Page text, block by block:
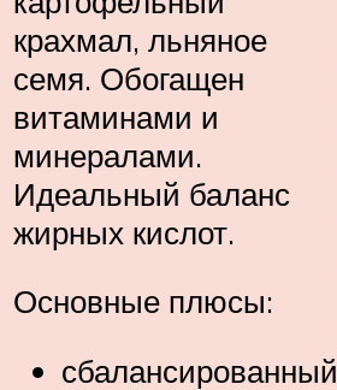
крахмал, льняное
семя. Обогащен
витаминами и
минералами.
Идеальный баланс
жирных кислот.
Основные плюсы:
сбалансированный